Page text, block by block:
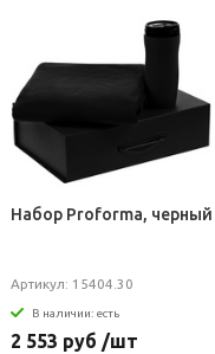
Набор Proforma, черный
Артикул: 15404.30
В наличии: есть
2 553 руб /шт